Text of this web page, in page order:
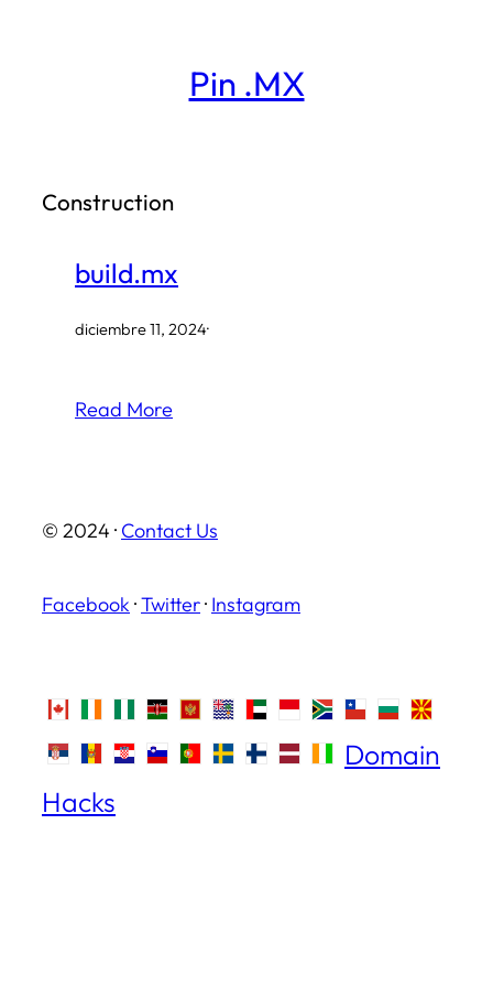
Pin .MX
Construction
build.mx
diciembre 11, 2024·
Read More
© 2024 · Contact Us
Facebook ·Twitter· Instagram
Domain
Hacks